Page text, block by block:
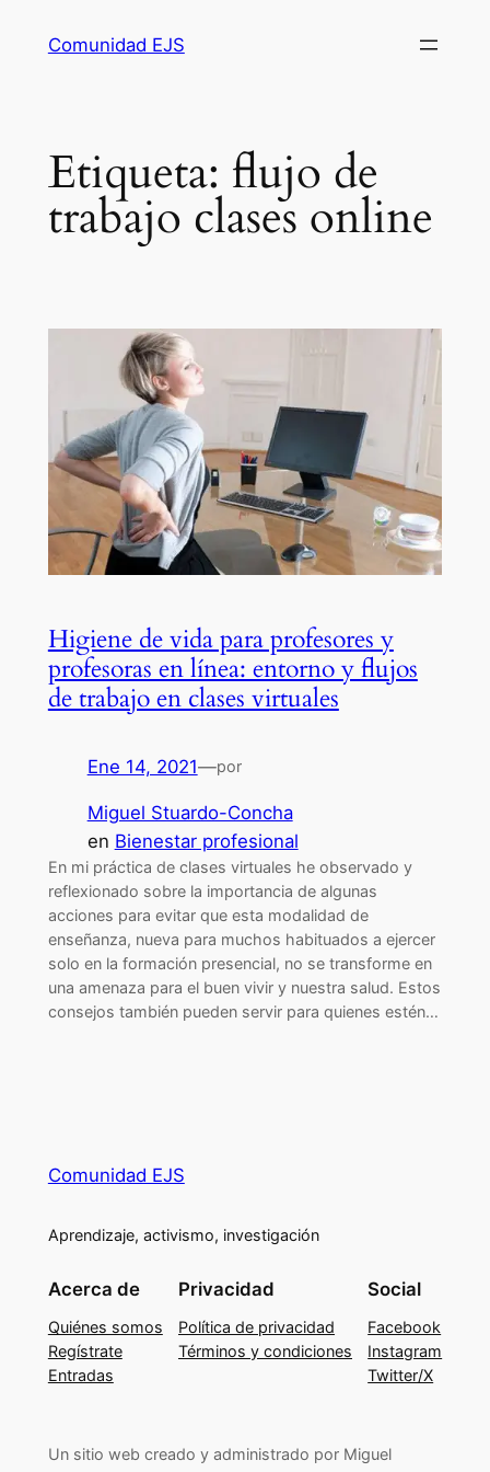
Comunidad EJS
Etiqueta: flujo de
trabajo clases online
Higiene de vida para profesores y
profesoras en línea: entorno y flujos
de trabajo en clases virtuales
Ene 14, 2021—por
Miguel Stuardo-Concha
en Bienestar profesional
En mi práctica de clases virtuales he observado y
reflexionado sobre la importancia de algunas
acciones para evitar que esta modalidad de
enseñanza, nueva para muchos habituados a ejercer
solo en la formación presencial, no se transforme en
una amenaza para el buen vivir y nuestra salud. Estos
consejos también pueden servir para quienes estén…
Comunidad EJS
Aprendizaje, activismo, investigación
Acerca de
Quiénes somos
Regístrate
Entradas
Privacidad
Política de privacidad
Términos y condiciones
Social
Facebook
Instagram
Twitter/X
Un sitio web creado y administrado por Miguel